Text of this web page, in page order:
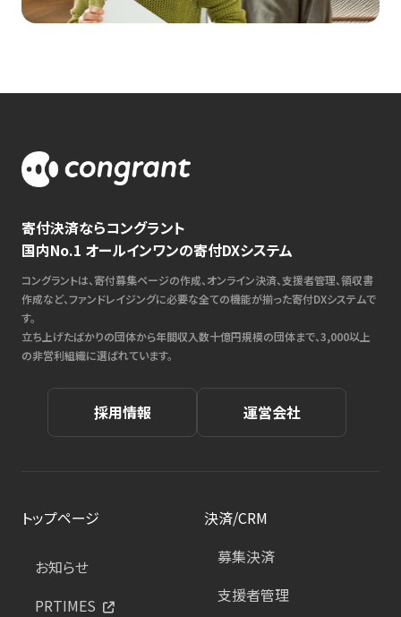
寄付決済ならコングラント
国内No.1 オールインワンの寄付DXシステム
コングラントは、寄付募集ページの作成、オンライン決済、支援者管理、領収書
作成など、ファンドレイジングに必要な全ての機能が揃った寄付DXシステムで
す。
立ち上げたばかりの団体から年間収入数十億円規模の団体まで、3,000以上
の非営利組織に選ばれています。
採用情報 運営会社
トップページ
お知らせ
PRTIMES
決済/CRM
募集決済
支援者管理